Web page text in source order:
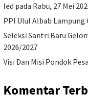
Ied pada Rabu, 27 Mei
PPI Ulul Albab Lampung
Seleksi Santri Baru
2026/2027
Visi Dan Misi Pondok
Komentar